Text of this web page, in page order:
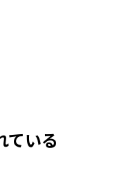
ている